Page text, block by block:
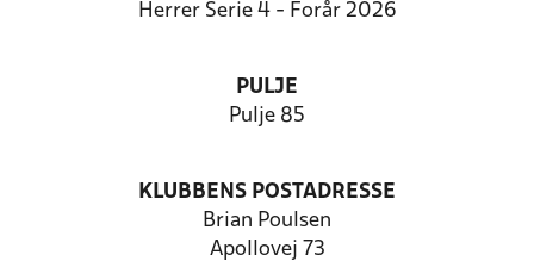
Herrer Serie 4 - Forår 2026
PULJE
Pulje 85
KLUBBENS POSTADRESSE
Brian Poulsen
Apollovej 73